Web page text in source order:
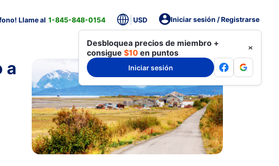
Llame al 1-845-848-0154 USD Iniciar sesión / Registrarse
Desbloquea precios de miembro +
consigue $10 en puntos
Iniciar sesión
a